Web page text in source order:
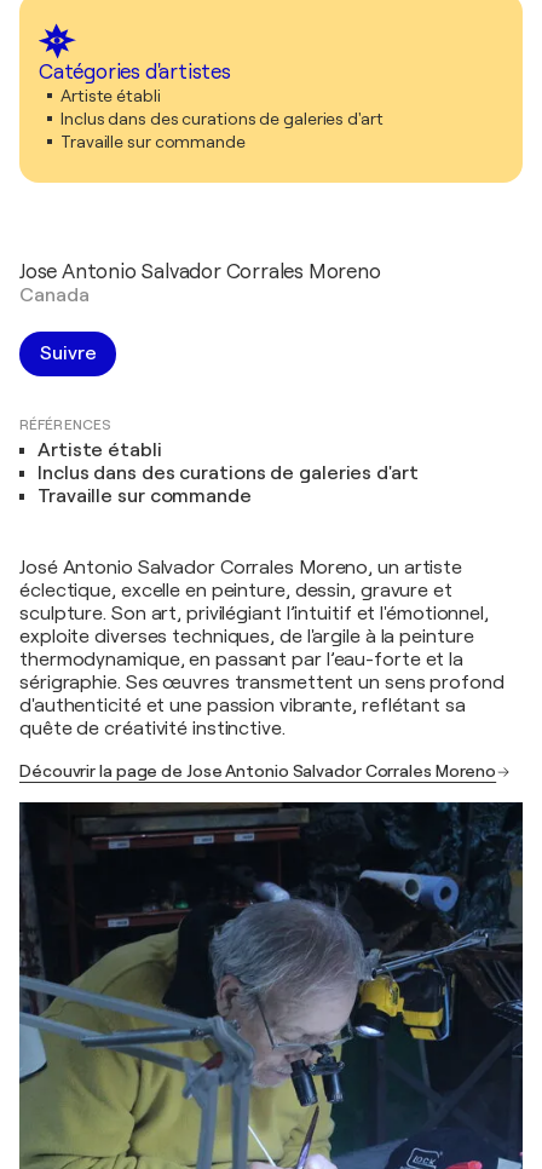
Catégories d'artistes
Artiste établi
Inclus dans des curations de galeries d'art
Travaille sur commande
Jose Antonio Salvador Corrales Moreno
Canada
Suivre
RÉFÉRENCES
Artiste établi
Inclus dans des curations de galeries d'art
Travaille sur commande
José Antonio Salvador Corrales Moreno, un artiste
éclectique, excelle en peinture, dessin, gravure et
sculpture. Son art, privilégiant l’intuitif et l'émotionnel,
exploite diverses techniques, de l'argile à la peinture
thermodynamique, en passant par l’eau-forte et la
sérigraphie. Ses œuvres transmettent un sens profond
d'authenticité et une passion vibrante, reflétant sa
quête de créativité instinctive.
Découvrir la page de Jose Antonio Salvador Corrales Moreno